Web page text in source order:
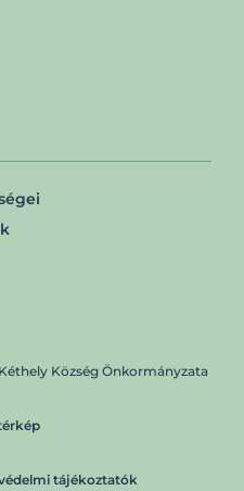
Község Önkormányzata
tájékoztatók